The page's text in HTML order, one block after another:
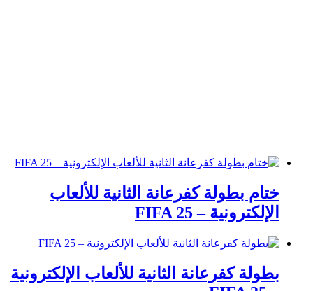
ختام بطولة كفرعانة الثانية للألعاب
الإلكترونية – FIFA 25
بطولة كفرعانة الثانية للألعاب الإلكترونية